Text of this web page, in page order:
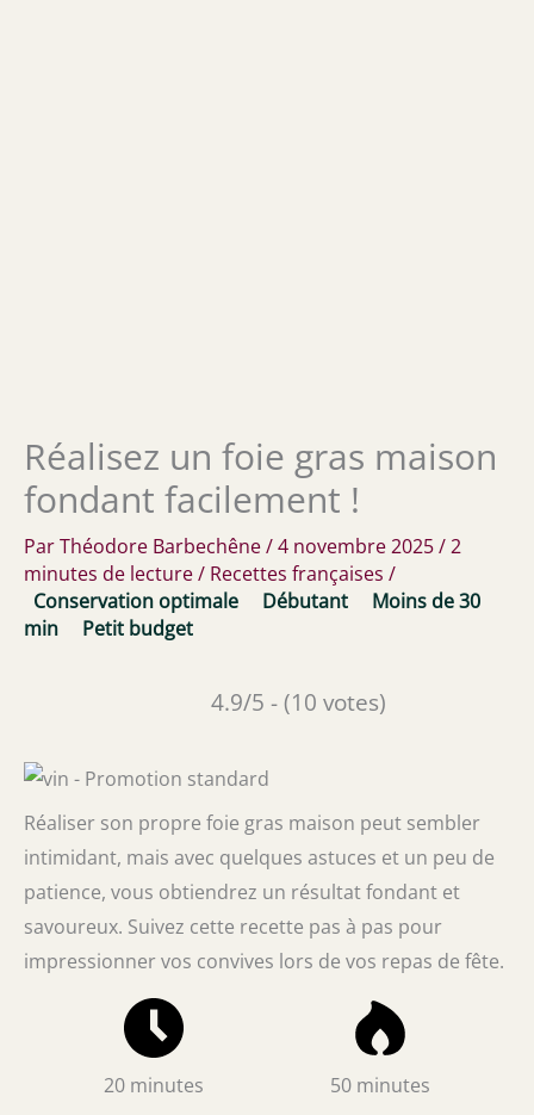
Réalisez un foie gras maison
fondant facilement !
ParThéodore Barbechêne/4 novembre 2025/2
minutes de lecture/ Recettes françaises /
Conservation optimale
Débutant
Moins de 30
min
Petit budget
4.9/5 - (10 votes)
Réaliser son propre foie gras maison peut sembler
intimidant, mais avec quelques astuces et un peu de
patience, vous obtiendrez un résultat fondant et
savoureux. Suivez cette recette pas à pas pour
impressionner vos convives lors de vos repas de fête.
20 minutes 50 minutes